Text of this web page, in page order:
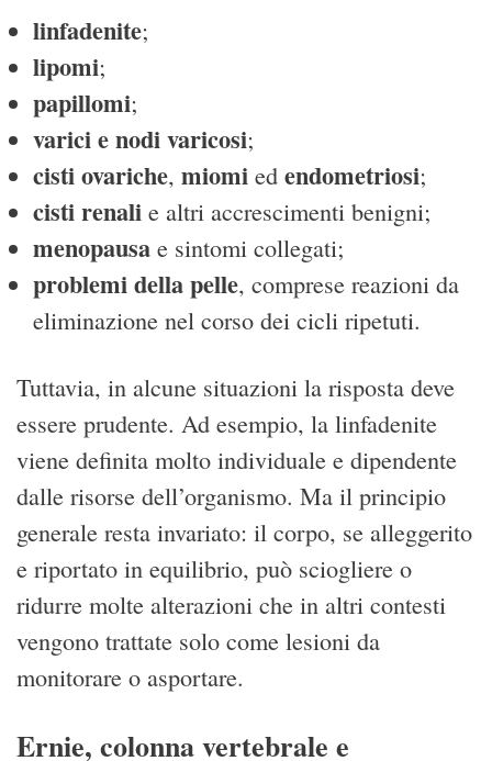
linfadenite;
lipomi;
papillomi;
varici e nodi varicosi;
cisti ovariche, miomi ed endometriosi;
cisti renali e altri accrescimenti benigni;
menopausa e sintomi collegati;
problemi della pelle, comprese reazioni da
eliminazione nel corso dei cicli ripetuti.
Tuttavia, in alcune situazioni la risposta deve
essere prudente. Ad esempio, la linfadenite
viene definita molto individuale e dipendente
dalle risorse dell’organismo. Ma il principio
generale resta invariato: il corpo, se alleggerito
e riportato in equilibrio, può sciogliere o
ridurre molte alterazioni che in altri contesti
vengono trattate solo come lesioni da
monitorare o asportare.
Ernie, colonna vertebrale e